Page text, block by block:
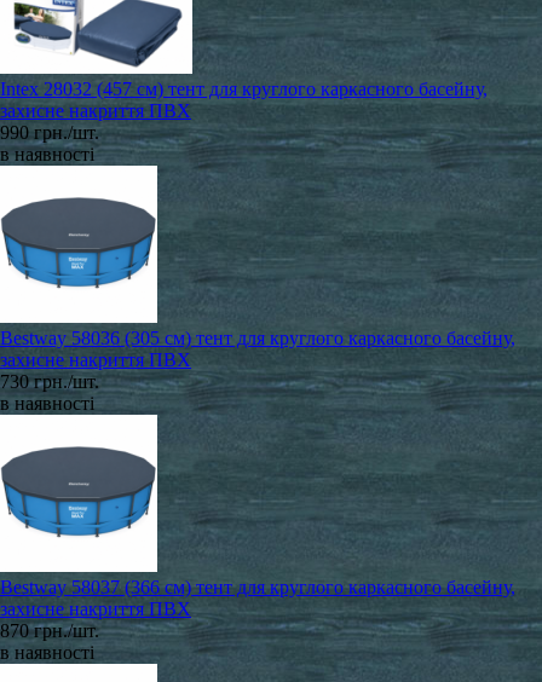
Intex 28032 (457 см) тент для круглого каркасного басейну,
захисне накриття ПВХ
990 грн./шт.
в наявності
Bestway 58036 (305 см) тент для круглого каркасного басейну,
захисне накриття ПВХ
730 грн./шт.
в наявності
Bestway 58037 (366 см) тент для круглого каркасного басейну,
захисне накриття ПВХ
870 грн./шт.
в наявності